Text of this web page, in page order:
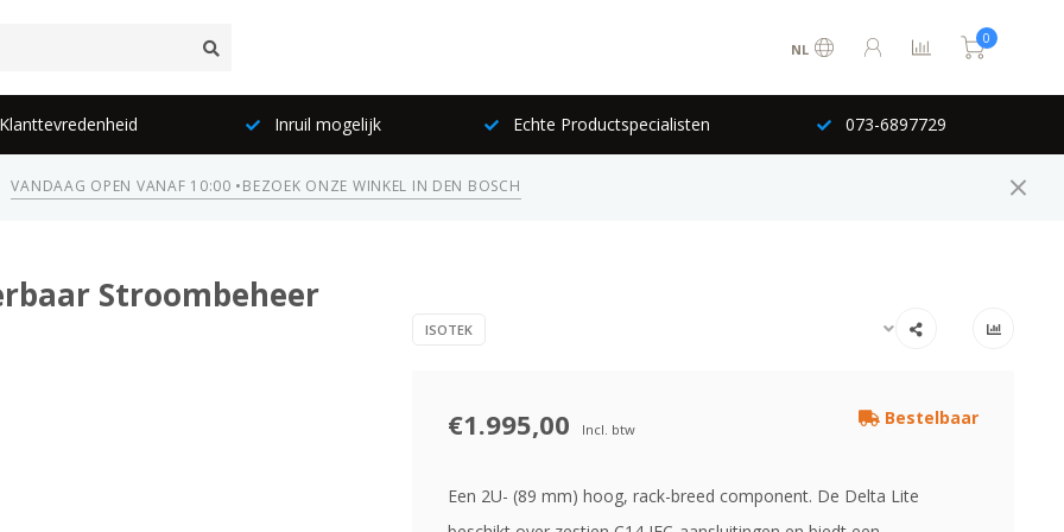
NL
0
Inruil mogelijk Echte Productspecialisten 073-6897729
VANDAAG OPEN VANAF 10:00 •BEZOEK ONZE WINKEL IN DEN BOSCH
Stroombeheer
ISOTEK
€1.995,00 Incl. btw
Bestelbaar
Een 2U- (89 mm) hoog, rack-breed component. De Delta Lite